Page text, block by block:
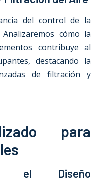
del control de la
cómo la
contribuye al
destacando la
de filtración y
para
el Diseño